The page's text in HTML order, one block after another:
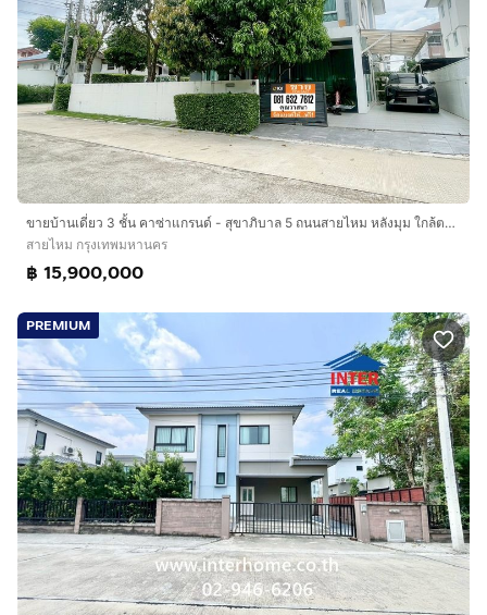
ขายบ้านเดี่ยว 3 ชั้น คาซ่าแกรนด์ - สุขาภิบาล 5 ถนนสายไหม หลังมุม ใกล้ตลาดวงศกร
สายไหม กรุงเทพมหานคร
฿ 15,900,000
PREMIUM